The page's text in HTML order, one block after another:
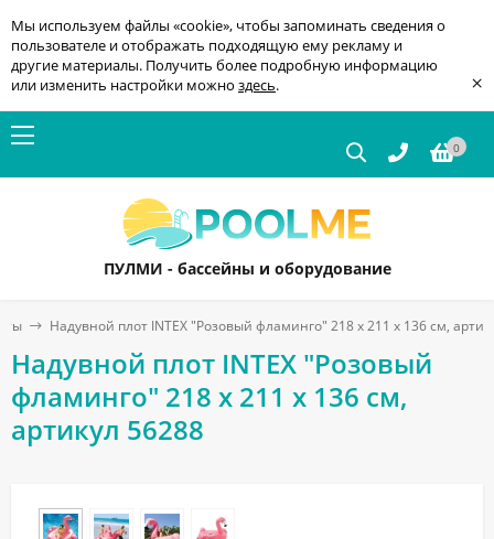
Мы используем файлы «cookie», чтобы запоминать сведения о
пользователе и отображать подходящую ему рекламу и
другие материалы. Получить более подробную информацию
или изменить настройки можно здесь. ×
0
ПУЛМИ - бассейны и оборудование
Надувной плот INTEX "Розовый фламинго" 218 x 211 x 136 см,
Надувной плот INTEX "Розовый
фламинго" 218 x 211 x 136 см,
артикул 56288